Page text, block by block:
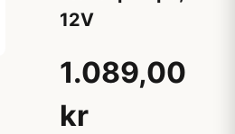
12V
1.089,00
kr